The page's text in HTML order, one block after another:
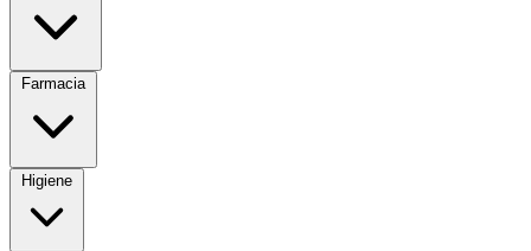
Farmacia
Higiene